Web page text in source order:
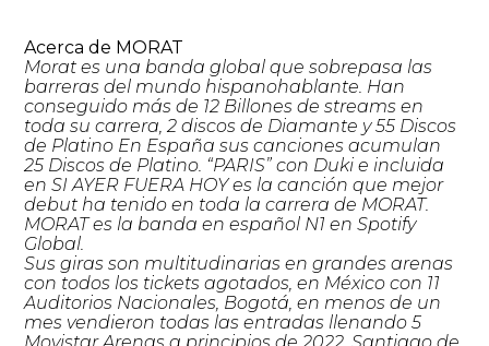
Acerca de MORAT
Morat es una banda global que sobrepasa las
barreras del mundo hispanohablante. Han
conseguido más de 12 Billones de streams en
toda su carrera, 2 discos de Diamante y 55 Discos
de Platino En España sus canciones acumulan
25 Discos de Platino. “PARIS” con Duki e incluida
en SI AYER FUERA HOY es la canción que mejor
debut ha tenido en toda la carrera de MORAT.
MORAT es la banda en español N1 en Spotify
Global.
Sus giras son multitudinarias en grandes arenas
con todos los tickets agotados, en México con 11
Auditorios Nacionales, Bogotá, en menos de un
mes vendieron todas las entradas llenando 5
Movistar Arenas a principios de 2022, Santiago de